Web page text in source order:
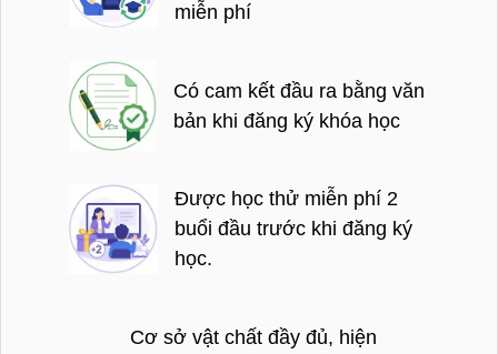
miễn phí
Có cam kết đầu ra bằng văn
bản khi đăng ký khóa học
Được học thử miễn phí 2
buổi đầu trước khi đăng ký
học.
Cơ sở vật chất đầy đủ, hiện